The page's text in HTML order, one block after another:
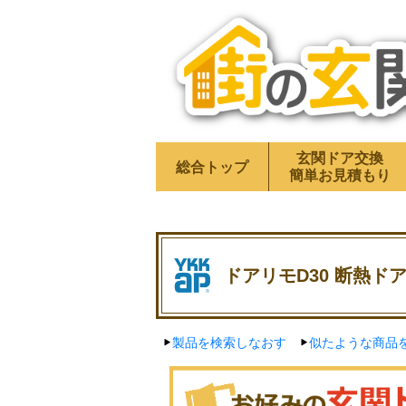
総合トップ
玄関ドア交換
簡単お見積もり
ドアリモD30 断熱ド
製品を検索しなおす 似たような商品